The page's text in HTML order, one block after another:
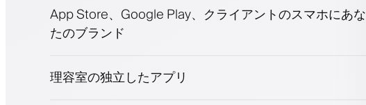
支払い、保証金
美容商品を販売
プッシュ、SMS、メール通知
App Store、Google Play、クライアントのスマホにあな
たのブランド
理容室の独立したアプリ